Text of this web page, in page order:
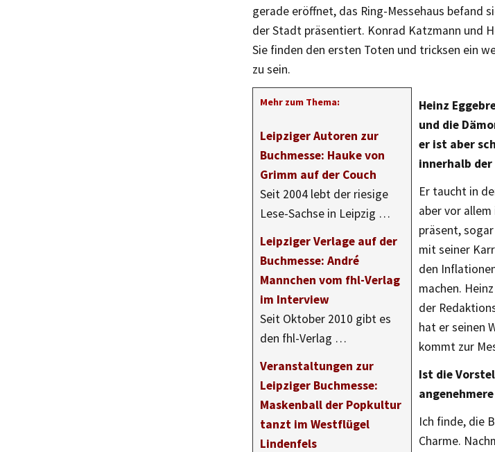
gerade eröffnet, das Ring-Messehaus befand
der Stadt präsentiert. Konrad Katzmann und
Sie finden den ersten Toten und tricksen ein
zu sein.
Mehr zum Thema:
Leipziger Autoren zur
Buchmesse: Hauke von
Grimm auf der Couch
Seit 2004 lebt der riesige
Lese-Sachse in Leipzig …
Leipziger Verlage auf der
Buchmesse: André
Mannchen vom fhl-Verlag
im Interview
Seit Oktober 2010 gibt es
den fhl-Verlag …
Veranstaltungen zur
Leipziger Buchmesse:
Maskenball der Popkultur
tanzt im Westflügel
Lindenfels
Heinz
und die
er ist aber
innerhalb der
Er taucht in
aber vor
präsent,
mit seiner
den
machen.
der
hat er seinen
kommt zur
Ist die
Ich finde, die
Charme.